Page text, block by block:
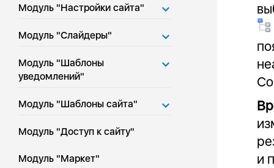
Модуль "Настройки сайта"
Модуль "Слайдеры"
Модуль "Шаблоны
уведомлений"
Модуль "Шаблоны сайта"
Модуль "Доступ к сайту"
Модуль "Маркет"
и